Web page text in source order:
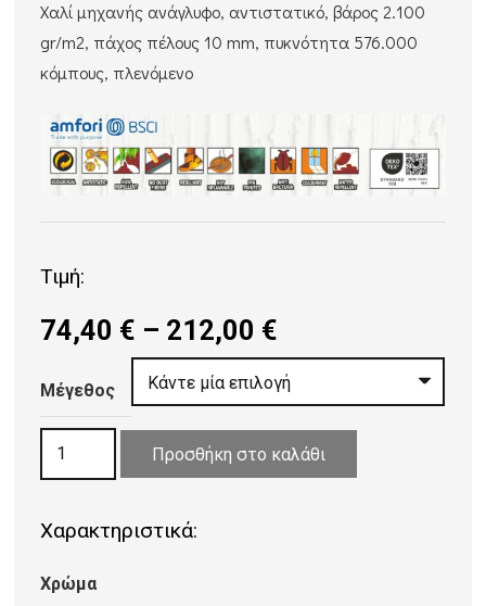
Χαλί μηχανής ανάγλυφο, αντιστατικό, βάρος 2.100
gr/m2, πάχος πέλους 10 mm, πυκνότητα 576.000
κόμπους, πλενόμενο
Τιμή:
74,40 € – 212,00 €
range:
74,40 €
212,00 €
Μέγεθος
9303/Cream
ποσότητα
Προσθήκη στο καλάθι
Χαρακτηριστικά:
Χρώμα